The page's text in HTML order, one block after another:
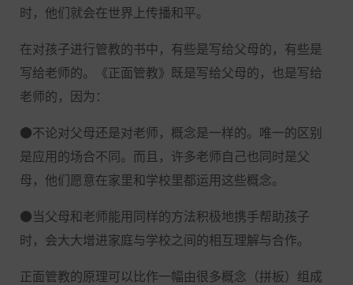
时，他们就会在世界上传播和平。
在对孩子进行管教的书中，有些是写给父母的，有些是
写给老师的。《正面管教》既是写给父母的，也是写给
老师的，因为：
●不论对父母还是对老师，概念是一样的。唯一的区别
是应用的场合不同。而且，许多老师自己也同时是父
母，他们愿意在家里和学校里都运用这些概念。
●当父母和老师能用同样的方法积极地携手帮助孩子
时，会大大增进家庭与学校之间的相互理解与合作。
正面管教的原理可以比作一幅由很多概念（拼板）组成